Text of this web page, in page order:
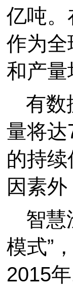
亿吨。
作为全
和产量
有数
量将达
的持
因素
智慧
模式”
2015